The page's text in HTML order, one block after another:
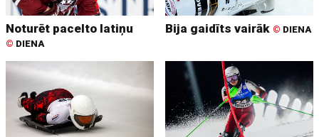
Noturēt pacelto latiņu
© DIENA
Bija gaidīts vairāk © DIENA